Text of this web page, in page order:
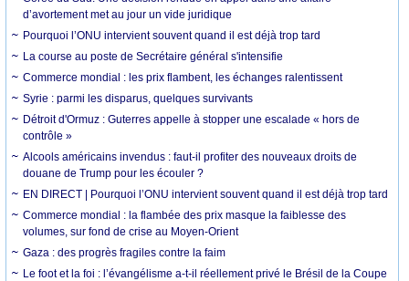
d’avortement met au jour un vide juridique
Pourquoi l’ONU intervient souvent quand il est déjà trop tard
La course au poste de Secrétaire général s'intensifie
Commerce mondial : les prix flambent, les échanges ralentissent
Syrie : parmi les disparus, quelques survivants
Détroit d'Ormuz : Guterres appelle à stopper une escalade « hors de
contrôle »
Alcools américains invendus : faut-il profiter des nouveaux droits de
douane de Trump pour les écouler ?
EN DIRECT | Pourquoi l’ONU intervient souvent quand il est déjà trop tard
Commerce mondial : la flambée des prix masque la faiblesse des
volumes, sur fond de crise au Moyen-Orient
Gaza : des progrès fragiles contre la faim
Le foot et la foi : l’évangélisme a-t-il réellement privé le Brésil de la Coupe